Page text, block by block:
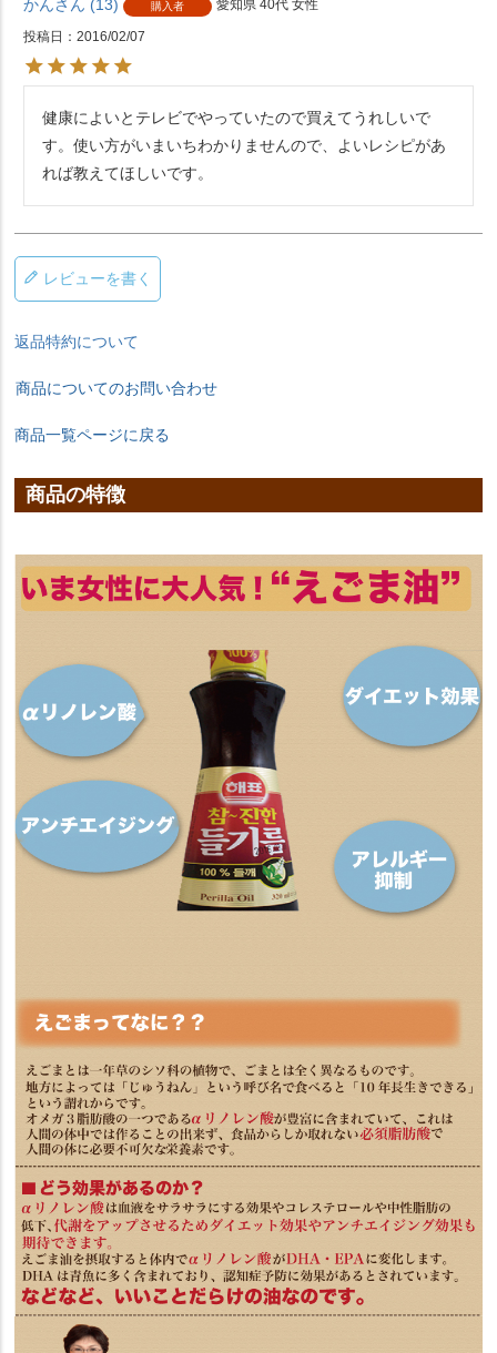
かん 13 購入者 愛知県 40代 女性
投稿日 2016/02/07
健康によいとテレビでやっていたので買えてうれしいで
す。使い方がいまいちわかりませんので、よいレシピがあ
れば教えてほしいです。
レビューを書く
返品特約について
商品についてのお問い合わせ
商品一覧ページに戻る
商品の特徴